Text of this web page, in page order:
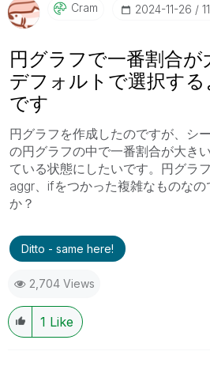
Cram ‎2024-11-26
円グラフで一番割合が
デフォルトで選択す
です
円グラフを作成したのですが、シ
の円グラフの中で一番割合が大き
ている状態にしたいです。円グラ
aggr、ifをつかった複雑なものな
か？
Ditto - same here!
2,704 Views
1 Like